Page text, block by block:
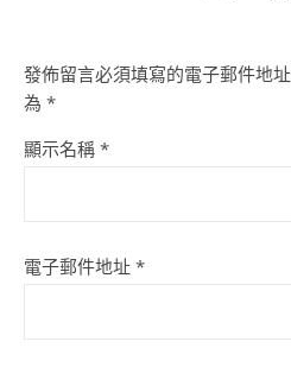
發佈留言必須填寫的電子郵件地
為 *
顯示名稱 *
電子郵件地址 *